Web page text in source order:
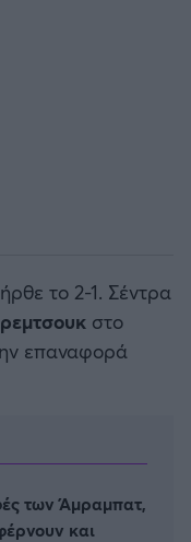
το 2-1. Σέντρα
στο
επαναφορά
των Άμραμπατ,
και